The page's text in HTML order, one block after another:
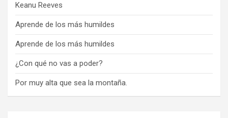
Keanu Reeves
Aprende de los más humildes
Aprende de los más humildes
¿Con qué no vas a poder?
Por muy alta que sea la montaña.